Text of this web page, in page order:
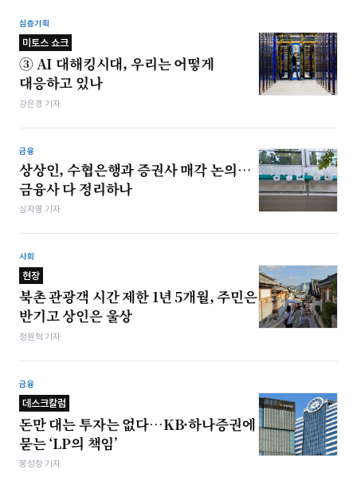
심층기획
미토스 쇼크
③ AI 대해킹시대, 우리는 어떻게
대응하고 있나
강은경 기자
금융
상상인, 수협은행과 증권사 매각 논의…
금융사 다 정리하나
심지영 기자
사회
현장
북촌 관광객 시간 제한 1년 5개월, 주민은
반기고 상인은 울상
정원혁 기자
금융
데스크칼럼
돈만 대는 투자는 없다…KB·하나증권에
묻는 ‘LP의 책임’
봉성창 기자